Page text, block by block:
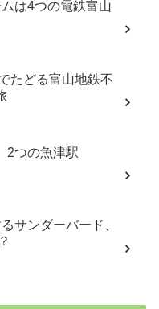
は4つの電鉄富山
たどる富山地鉄不
2つの魚津駅
サンダーバード、